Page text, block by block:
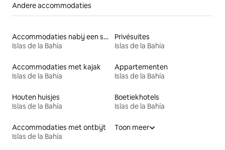
Andere accommodaties
Accommodaties nabij een strand
Islas de la Bahía
Privésuites
Islas de la Bahía
Accommodaties met kajak
Islas de la Bahía
Appartementen
Islas de la Bahía
Houten huisjes
Islas de la Bahía
Boetiekhotels
Islas de la Bahía
Accommodaties met ontbijt
Islas de la Bahía
Toon meer